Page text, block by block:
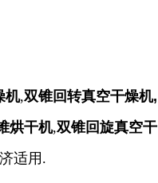
机,双锥回转真空干燥机,
烘干机,双锥回旋真空干
适用.